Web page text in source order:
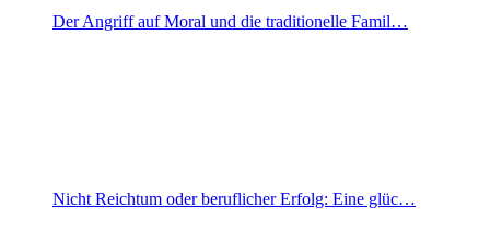
Der Angriff auf Moral und die traditionelle Famil…
Nicht Reichtum oder beruflicher Erfolg: Eine glüc…